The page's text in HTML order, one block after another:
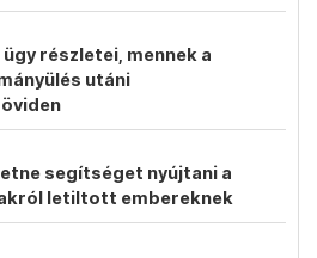
részletei, mennek a
utáni
segítséget nyújtani a
letiltott embereknek